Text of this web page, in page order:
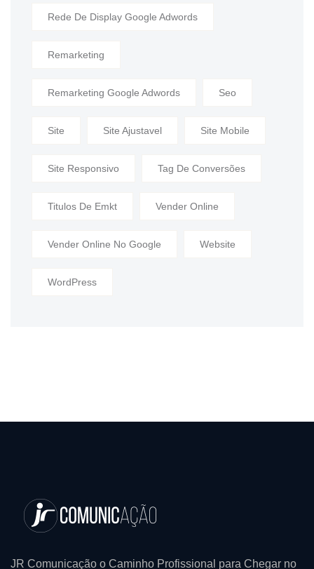
Rede De Display Google Adwords
Remarketing
Remarketing Google Adwords Seo
Site Site Ajustavel Site Mobile
Site Responsivo Tag De Conversões
Titulos De Emkt Vender Online
Vender Online No Google Website
WordPress
JR Comunicação o Caminho Profissional para Chegar no